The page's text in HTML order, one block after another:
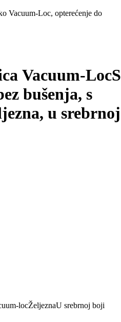
Vacuum-LocS
bušenja, s
u srebrnoj
locŽeljeznaU srebrnoj boji